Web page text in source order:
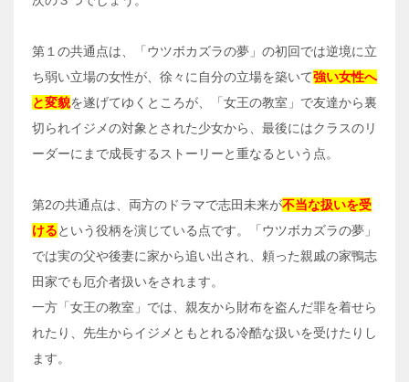
第１の共通点は、「ウツボカズラの夢」の初回では逆境に立
ち弱い立場の女性が、徐々に自分の立場を築いて強い女性へ
と変貌を遂げてゆくところが、「女王の教室」で友達から裏
切られイジメの対象とされた少女から、最後にはクラスのリ
ーダーにまで成長するストーリーと重なるという点。
第2の共通点は、両方のドラマで志田未来が不当な扱いを受
けるという役柄を演じている点です。「ウツボカズラの夢」
では実の父や後妻に家から追い出され、頼った親戚の家鴨志
田家でも厄介者扱いをされます。
一方「女王の教室」では、親友から財布を盗んだ罪を着せら
れたり、先生からイジメともとれる冷酷な扱いを受けたりし
ます。